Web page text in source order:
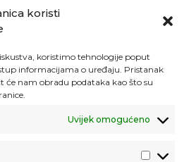
koristi
koristimo tehnologije poput
informacijama o uređaju. Pristanak
će nam obradu podataka kao što su
Uvijek omogućeno